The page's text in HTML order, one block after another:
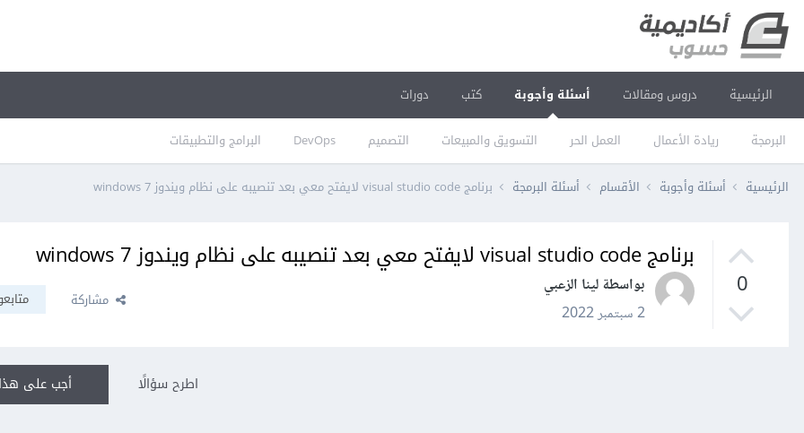
الرئيسية دروس ومقالات أسئلة وأجوبة
البرمجة ريادة الأعمال العمل الحر التسويق والمبيعات التصميم DevOps البرامج والتطبيقات
كتب دورات
الرئيسية أسئلة وأجوبة الأقسام أسئلة البرمجة برنامج visual studio code لايفتح معي بعد تنصيبه على نظام ويندوز windows 7
0
برنامج visual studio code لايفتح معي بعد تنصيبه على نظام ويندوز windows 7
بواسطة لينا الزعبي
2 سبتمبر 2022
مشاركة
أجب على اطرح سؤالًا